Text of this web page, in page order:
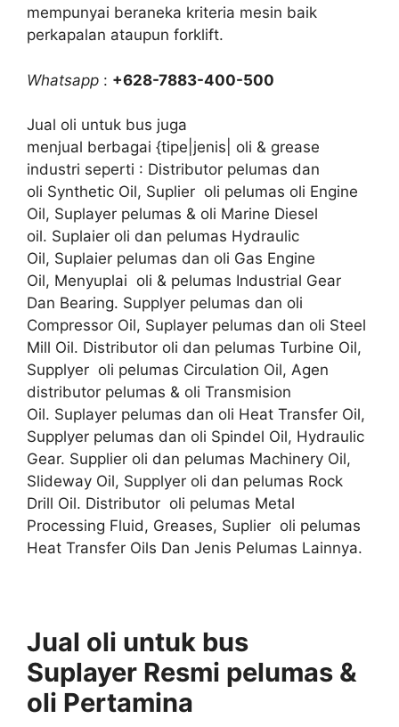
mempunyai beraneka kriteria mesin baik
perkapalan ataupun forklift.
Whatsapp : +628-7883-400-500
Jual oli untuk bus juga
menjual berbagai {tipe|jenis| oli & grease
industri seperti : Distributor pelumas dan
oli Synthetic Oil, Suplier oli pelumas oli Engine
Oil, Suplayer pelumas & oli Marine Diesel
oil. Suplaier oli dan pelumas Hydraulic
Oil, Suplaier pelumas dan oli Gas Engine
Oil, Menyuplai oli & pelumas Industrial Gear
Dan Bearing. Supplyer pelumas dan oli
Compressor Oil, Suplayer pelumas dan oli Steel
Mill Oil. Distributor oli dan pelumas Turbine Oil,
Supplyer oli pelumas Circulation Oil, Agen
distributor pelumas & oli Transmision
Oil. Suplayer pelumas dan oli Heat Transfer Oil,
Supplyer pelumas dan oli Spindel Oil, Hydraulic
Gear. Supplier oli dan pelumas Machinery Oil,
Slideway Oil, Supplyer oli dan pelumas Rock
Drill Oil. Distributor oli pelumas Metal
Processing Fluid, Greases, Suplier oli pelumas
Heat Transfer Oils Dan Jenis Pelumas Lainnya.
Jual oli untuk bus
Suplayer Resmi pelumas &
oli Pertamina